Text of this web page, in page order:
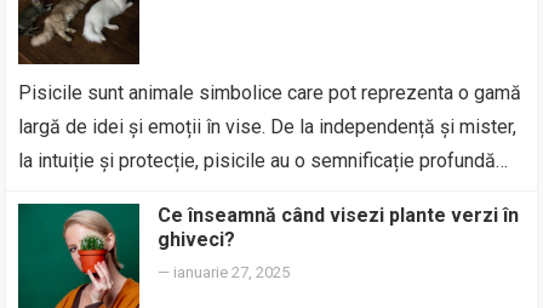
Pisicile sunt animale simbolice care pot reprezenta o gamă
largă de idei și emoții în vise. De la independență și mister,
la intuiție și protecție, pisicile au o semnificație profundă…
Ce înseamnă când visezi plante verzi în
ghiveci?
— ianuarie 27, 2025